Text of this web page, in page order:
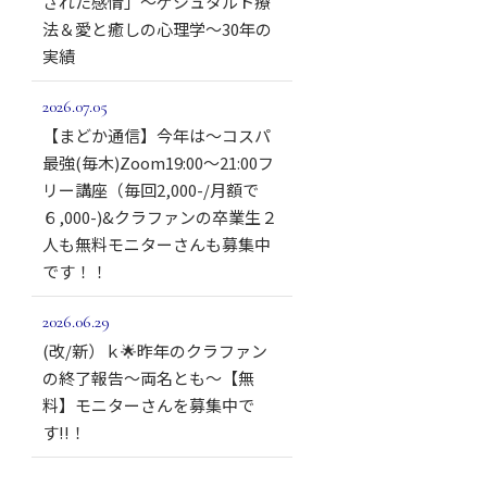
法＆愛と癒しの心理学～30年の
実績
2026.07.05
【まどか通信】今年は～コスパ
最強(毎木)Zoom19:00～21:00フ
リー講座（毎回2,000-/月額で
６,000-)&クラファンの卒業生２
人も無料モニターさんも募集中
です！！
2026.06.29
(改/新）ｋ🌟昨年のクラファン
の終了報告～両名とも～【無
料】モニターさんを募集中で
す!!！